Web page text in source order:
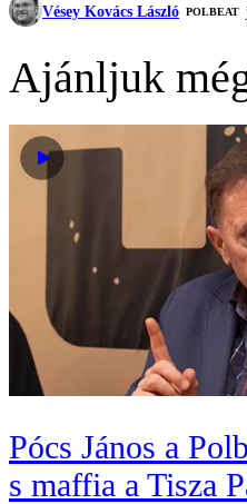
Vésey Kovács László ‎POLBEAT
Ajánljuk
Pócs János a
s maffia a Tisza